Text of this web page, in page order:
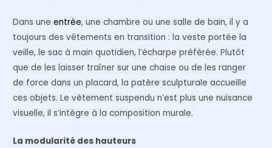
Dans uneentrée, une chambre ou une salle de bain, il y a
toujours des vêtements en transition : la veste portée la
veille, le sac à main quotidien, l’écharpe préférée. Plutôt
que de les laisser traîner sur une chaise ou de les ranger
de force dans un placard, la patère sculpturale accueille
ces objets. Le vêtement suspendu n’est plus une nuisance
visuelle, il s’intègre à la composition murale.
La modularité des hauteurs